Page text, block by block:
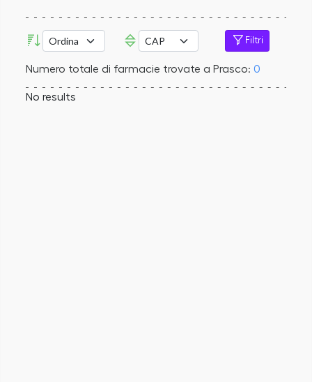
Filtri
Numero totale di farmacie trovate a Prasco: 0
No results